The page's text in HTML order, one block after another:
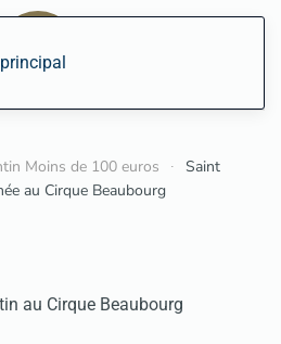
Moins de 100 euros
Saint
au Cirque Beaubourg